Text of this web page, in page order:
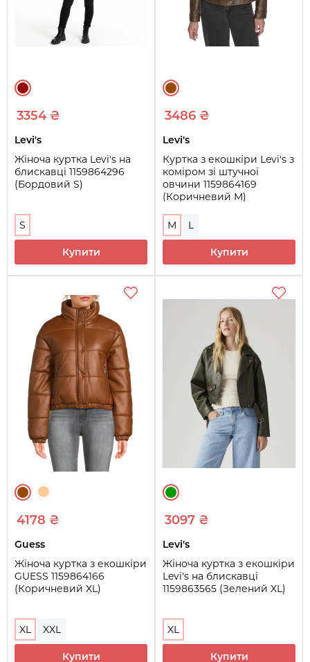
3354 ₴
Levi's
Жіноча куртка Levi's на
блискавці 1159864296
(Бордовий S)
S
Купити
3486 ₴
Levi's
Куртка з екошкіри Levi's з
коміром зі штучної
овчини 1159864169
(Коричневий M)
M L
Купити
4178 ₴
Guess
Жіноча куртка з екошкіри
GUESS 1159864166
(Коричневий XL)
XL XXL
Купити
3097 ₴
Levi's
Жіноча куртка з екошкіри
Levi's на блискавці
1159863565 (Зелений XL)
XL
Купити